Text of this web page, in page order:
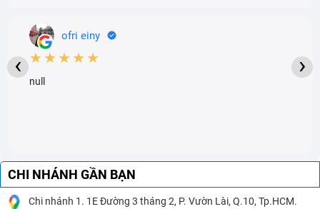
ofri einy
★★★★★
null
‹ ›
CHI NHÁNH GẦN BẠN
Chi nhánh 1. 1E Đường 3 tháng 2, P. Vườn Lài, Q.10, Tp.HCM.